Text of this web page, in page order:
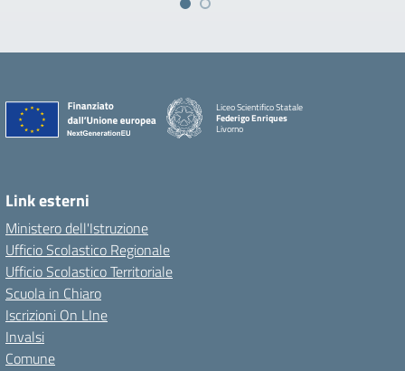
Liceo Scientifico Statale
Federigo Enriques
Livorno
Link esterni
Ministero dell'Istruzione
Ufficio Scolastico Regionale
Ufficio Scolastico Territoriale
Scuola in Chiaro
Iscrizioni On LIne
Invalsi
Comune